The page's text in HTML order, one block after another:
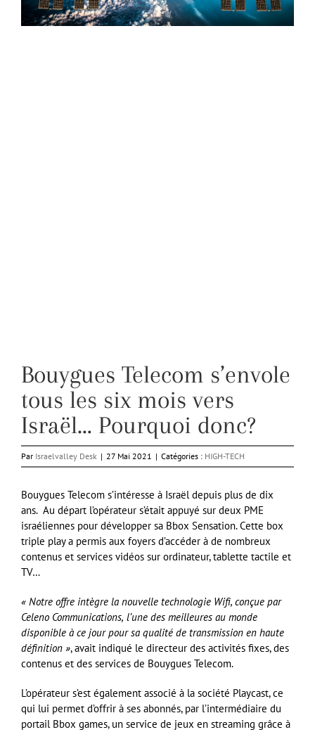
Bouygues Telecom s’envole
tous les six mois vers
Israël… Pourquoi donc?
Par Israelvalley Desk | 27 Mai 2021 | Catégories : HIGH-TECH
Bouygues Telecom s’intéresse à Israël depuis plus de dix
ans. Au départ l’opérateur s’était appuyé sur deux PME
israéliennes pour développer sa Bbox Sensation. Cette box
triple play a permis aux foyers d’accéder à de nombreux
contenus et services vidéos sur ordinateur, tablette tactile et
TV…
« Notre offre intègre la nouvelle technologie Wifi, conçue par
Celeno Communications, l’une des meilleures au monde
disponible à ce jour pour sa qualité de transmission en haute
définition », avait indiqué le directeur des activités fixes, des
contenus et des services de Bouygues Telecom.
L’opérateur s’est également associé à la société Playcast, ce
qui lui permet d’offrir à ses abonnés, par l’intermédiaire du
portail Bbox games, un service de jeux en streaming grâce à